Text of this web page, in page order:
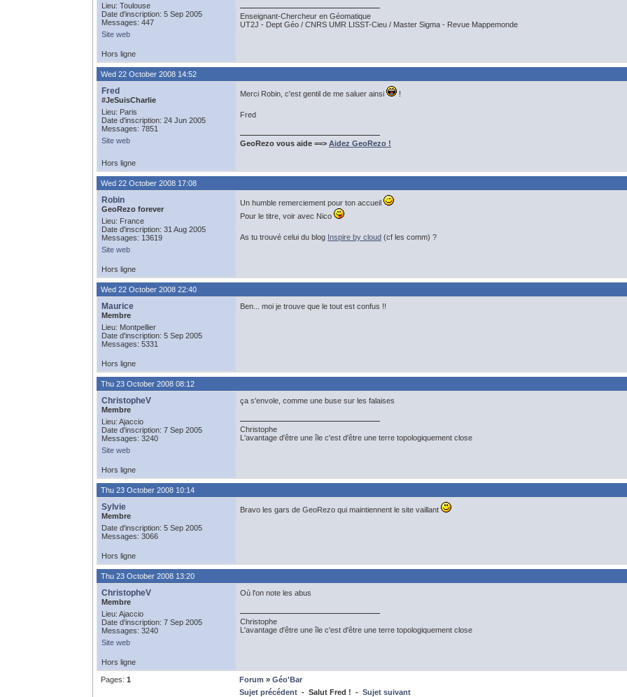
Lieu: Toulouse
Date d'inscription: 5 Sep 2005
Messages: 447
Site web
Enseignant-Chercheur en Géomatique
UT2J - Dept Géo / CNRS UMR LISST-Cieu / Master Sigma - Revue Mappemonde
Hors ligne
Wed 22 October 2008 14:52
Fred
#JeSuisCharlie
Lieu: Paris
Date d'inscription: 24 Jun 2005
Messages: 7851
Site web
Merci Robin, c'est gentil de me saluer ainsi !
Fred
GeoRezo vous aide ==> Aidez GeoRezo !
Hors ligne
Wed 22 October 2008 17:08
Robin
GeoRezo forever
Lieu: France
Date d'inscription: 31 Aug 2005
Messages: 13619
Site web
Un humble remerciement pour ton accueil
Pour le titre, voir avec Nico
As tu trouvé celui du blog Inspire by cloud (cf les comm) ?
Hors ligne
Wed 22 October 2008 22:40
Maurice
Membre
Lieu: Montpellier
Date d'inscription: 5 Sep 2005
Messages: 5331
Ben... moi je trouve que le tout est confus !!
Hors ligne
Thu 23 October 2008 08:12
ChristopheV
Membre
Lieu: Ajaccio
Date d'inscription: 7 Sep 2005
Messages: 3240
Site web
ça s'envole, comme une buse sur les falaises
Christophe
L'avantage d'être une île c'est d'être une terre topologiquement close
Hors ligne
Thu 23 October 2008 10:14
Sylvie
Membre
Date d'inscription: 5 Sep 2005
Messages: 3066
Bravo les gars de GeoRezo qui maintiennent le site vaillant
Hors ligne
Thu 23 October 2008 13:20
ChristopheV
Membre
Lieu: Ajaccio
Date d'inscription: 7 Sep 2005
Messages: 3240
Site web
Où l'on note les abus
Christophe
L'avantage d'être une île c'est d'être une terre topologiquement close
Hors ligne
Pages: 1 Forum » Géo'Bar
Sujet précédent - Salut Fred ! - Sujet suivant